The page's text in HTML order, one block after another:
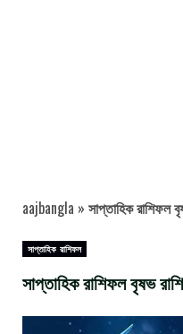
aajbangla » সাপ্তাহিক রাশিফল
সাপ্তাহিক রাশিফল
সাপ্তাহিক রাশিফল বৃষভ